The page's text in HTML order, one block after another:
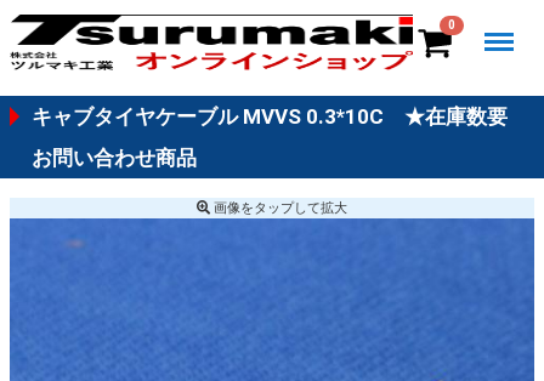
0
キャブタイヤケーブル MVVS 0.3*10C ★在庫数要
お問い合わせ商品
画像をタップして拡大